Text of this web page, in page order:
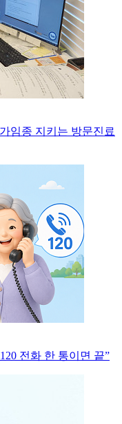
임종 지키는 방문진료
전화 한 통이면 끝”